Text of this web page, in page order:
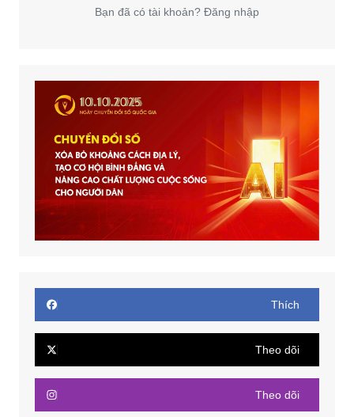
Bạn đã có tài khoản? Đăng nhập
Thích
Theo dõi
Theo dõi